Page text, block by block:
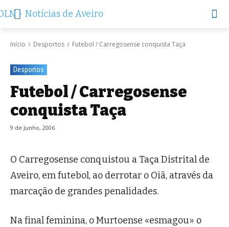
Início Desportos Futebol / Carregosense conquista Taça
Desportos
Futebol / Carregosense
conquista Taça
9 de Junho, 2006
O Carregosense conquistou a Taça Distrital de
Aveiro, em futebol, ao derrotar o Oiã, através da
marcação de grandes penalidades.
Na final feminina, o Murtoense «esmagou» o